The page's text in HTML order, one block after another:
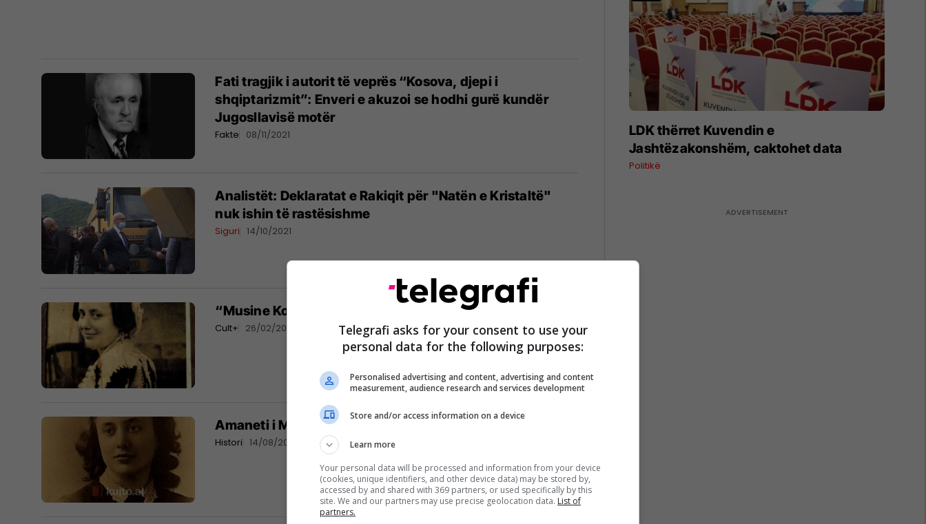
Fati tragjik i autorit të veprës “Kosova, djepi i
shqiptarizmit”: Enveri e akuzoi se hodhi gurë kundër
Jugosllavisë motër
Fakte 08/11/2021
Analistët: Deklaratat e Rakiqit për "Natën e Kristaltë"
nuk ishin të rastësishme
Siguri 14/10/2021
“Musine Kokalari, vetëdija e shkrimit dhe qëndresës”
Cult+ 26/02/2021
Amaneti i Musine Kokalarit
Histori 14/08/2020
LDK thërret Kuvendin e
Jashtëzakonshëm, caktohet data
Politikë
Telegrafi asks for your consent to use your
personal data for the following purposes:
Personalised advertising and content, advertising and content
measurement, audience research and services development
Store and/or access information on a device
Learn more
Your personal data will be processed and information from your device
(cookies, unique identifiers, and other device data) may be stored by,
accessed by and shared with 369 partners, or used specifically by this
site. We and our partners may use precise geolocation data. List of
partners.